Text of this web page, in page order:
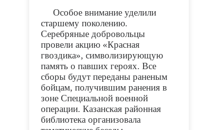
Особое внимание уделили
старшему поколению.
Серебряные добровольцы
провели акцию «Красная
гвоздика», символизирующую
память о павших героях. Все
сборы будут переданы раненым
бойцам, получившим ранения в
зоне Специальной военной
операции. Казанская районная
библиотека организовала